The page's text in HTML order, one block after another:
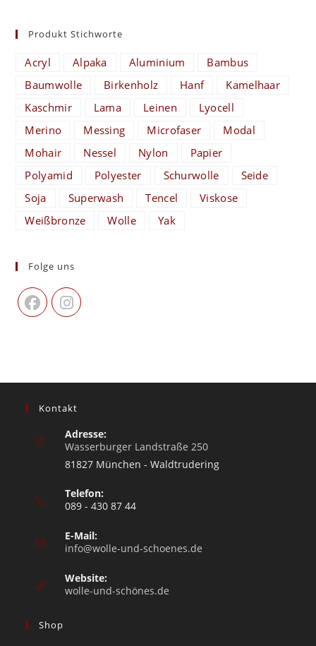
Produkt Stichworte
Acryl Alpaka Aluminium
Bambus
Baumwolle
Birkenholz Hanf
Kamelhaar
Kaschmir
Lama Leinen
Lyocell
Merino
Messing Microfaser
Modal
Mohair
Nessel Nylon
Papier
Polyamid
Polyester Schurwolle
Seide
Soja
Superwash Tencel
Viskose
Weißbronze
Wolle Yak
Folge uns
Kontakt
Adresse:
Wasserburger Landstraße 250
81827 München - Waldtrudering
Telefon:
089 - 430 87 44
E-Mail:
info@wolle-und-schoenes.de
Website:
wolle-und-schönes.de
Shop